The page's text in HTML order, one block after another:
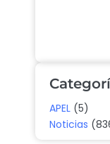
APEL (5)
Noticias